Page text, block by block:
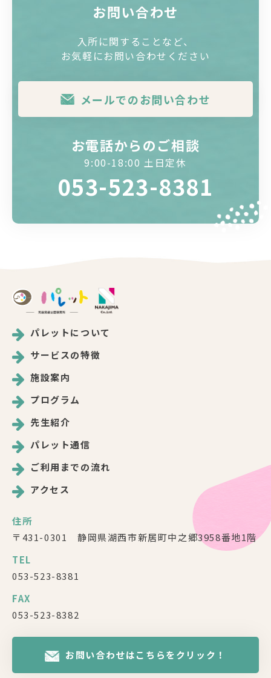
お問い合わせ
入所に関することなど、
お気軽にお問い合わせください
メールでのお問い合わせ
お電話からのご相談
9:00-18:00 土日定休
053-523-8381
パレットについて
サービスの特徴
施設案内
プログラム
先生紹介
パレット通信
ご利用までの流れ
アクセス
住所
〒431-0301 静岡県湖西市新居町中之郷3958番地1階
TEL
053-523-8381
FAX
053-523-8382
お問い合わせはこちらをクリック！